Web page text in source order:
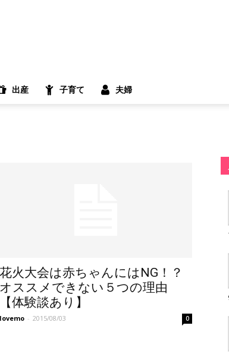
出産 子育て 夫婦
花火大会は赤ちゃんにはNG！？
オススメできない５つの理由
【体験談あり】
lovemo - 2015/08/03 0